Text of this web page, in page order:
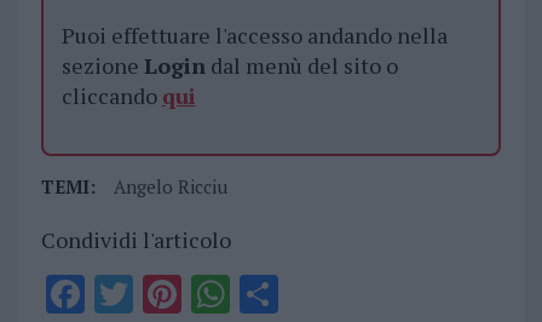
Puoi effettuare l'accesso andando nella
sezione Login dal menù del sito o
cliccando qui
TEMI: Angelo Ricciu
Condividi l'articolo
F T PiWS